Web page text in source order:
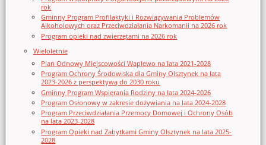
rok
Gminny Program Profilaktyki i Rozwiązywania Problemów
Alkoholowych oraz Przeciwdziałania Narkomanii na 2026 rok
Program opieki nad zwierzętami na 2026 rok
Wieloletnie
Plan Odnowy Miejscowości Waplewo na lata 2021-2028
Program Ochrony Środowiska dla Gminy Olsztynek na lata
2023-2026 z perspektywą do 2030 roku
Gminny Program Wspierania Rodziny na lata 2024-2026
Program Osłonowy w zakresie dożywiania na lata 2024-2028
Program Przeciwdziałania Przemocy Domowej i Ochrony Osób
na lata 2023-2028
Program Opieki nad Zabytkami Gminy Olsztynek na lata 2025-
2028